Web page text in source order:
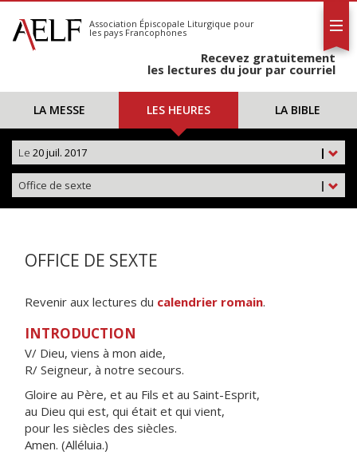
S'abonner
Calendrier
Association Épiscopale Liturgique pour
les pays Francophones
Recevez gratuitement
les lectures du jour par courriel
LA MESSE LES HEURES LA BIBLE
|
Le 20 juil. 2017
|
Office de sexte
OFFICE DE SEXTE
Revenir aux lectures du calendrier romain.
INTRODUCTION
V/ Dieu, viens à mon aide,
R/ Seigneur, à notre secours.
Gloire au Père, et au Fils et au Saint-Esprit,
au Dieu qui est, qui était et qui vient,
pour les siècles des siècles.
Amen. (Alléluia.)